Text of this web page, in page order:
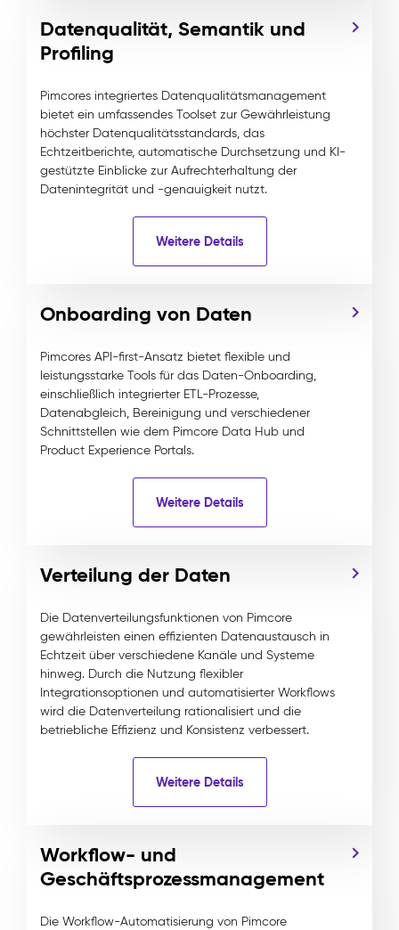
Datenqualität, Semantik und
Profiling
Pimcores integriertes Datenqualitätsmanagement
bietet ein umfassendes Toolset zur Gewährleistung
höchster Datenqualitätsstandards, das
Echtzeitberichte, automatische Durchsetzung und KI-
gestützte Einblicke zur Aufrechterhaltung der
Datenintegrität und -genauigkeit nutzt.
Weitere Details
Onboarding von Daten
Pimcores API-first-Ansatz bietet flexible und
leistungsstarke Tools für das Daten-Onboarding,
einschließlich integrierter ETL-Prozesse,
Datenabgleich, Bereinigung und verschiedener
Schnittstellen wie dem Pimcore Data Hub und
Product Experience Portals.
Weitere Details
Verteilung der Daten
Die Datenverteilungsfunktionen von Pimcore
gewährleisten einen effizienten Datenaustausch in
Echtzeit über verschiedene Kanäle und Systeme
hinweg. Durch die Nutzung flexibler
Integrationsoptionen und automatisierter Workflows
wird die Datenverteilung rationalisiert und die
betriebliche Effizienz und Konsistenz verbessert.
Weitere Details
Workflow- und
Geschäftsprozessmanagement
Die Workflow-Automatisierung von Pimcore